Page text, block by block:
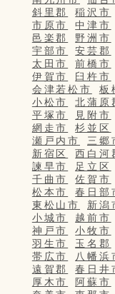
斜里郡
稲沢市
市原市
中津市
邑楽郡
野洲市
宇部市
安芸郡
太田市
前橋市
伊賀市
臼杵市
会津若松市
板
小松市
北蒲原
平塚市
見附市
網走市
杉並区
瀬戸内市
三郷
新宿区
西白河
諫早市
足立区
千曲市
佐賀市
松本市
春日部
東松山市
新潟
小城市
越前市
神戸市
小牧市
羽生市
玉名郡
帯広市
八幡浜
遠賀郡
春日井
厚木市
阿蘇市